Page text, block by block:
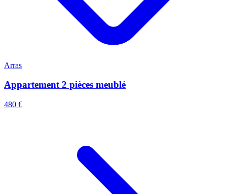
Arras
Appartement 2 pièces meublé
480 €